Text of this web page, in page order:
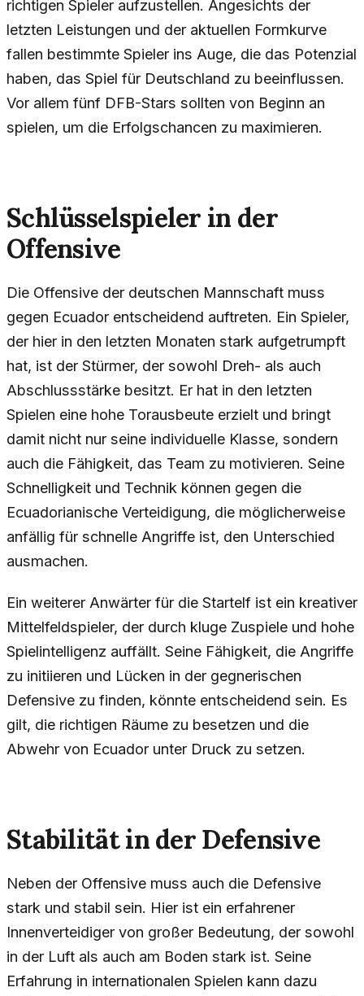
richtigen Spieler aufzustellen. Angesichts der
letzten Leistungen und der aktuellen Formkurve
fallen bestimmte Spieler ins Auge, die das Potenzial
haben, das Spiel für Deutschland zu beeinflussen.
Vor allem fünf DFB-Stars sollten von Beginn an
spielen, um die Erfolgschancen zu maximieren.
Schlüsselspieler in der
Offensive
Die Offensive der deutschen Mannschaft muss
gegen Ecuador entscheidend auftreten. Ein Spieler,
der hier in den letzten Monaten stark aufgetrumpft
hat, ist der Stürmer, der sowohl Dreh- als auch
Abschlussstärke besitzt. Er hat in den letzten
Spielen eine hohe Torausbeute erzielt und bringt
damit nicht nur seine individuelle Klasse, sondern
auch die Fähigkeit, das Team zu motivieren. Seine
Schnelligkeit und Technik können gegen die
Ecuadorianische Verteidigung, die möglicherweise
anfällig für schnelle Angriffe ist, den Unterschied
ausmachen.
Ein weiterer Anwärter für die Startelf ist ein kreativer
Mittelfeldspieler, der durch kluge Zuspiele und hohe
Spielintelligenz auffällt. Seine Fähigkeit, die Angriffe
zu initiieren und Lücken in der gegnerischen
Defensive zu finden, könnte entscheidend sein. Es
gilt, die richtigen Räume zu besetzen und die
Abwehr von Ecuador unter Druck zu setzen.
Stabilität in der Defensive
Neben der Offensive muss auch die Defensive
stark und stabil sein. Hier ist ein erfahrener
Innenverteidiger von großer Bedeutung, der sowohl
in der Luft als auch am Boden stark ist. Seine
Erfahrung in internationalen Spielen kann dazu